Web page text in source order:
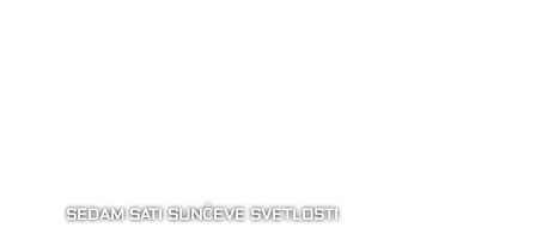
SEDAM SATI SUNČEVE SVETLOSTI